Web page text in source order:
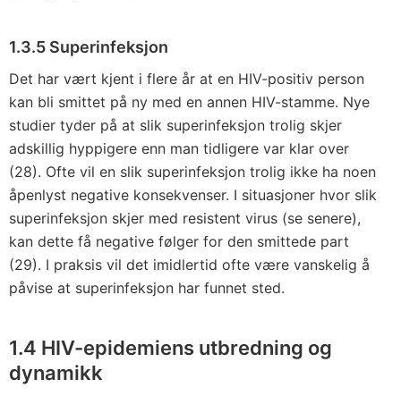
1.3.5 Superinfeksjon
Det har vært kjent i flere år at en HIV-positiv person
kan bli smittet på ny med en annen HIV-stamme. Nye
studier tyder på at slik superinfeksjon trolig skjer
adskillig hyppigere enn man tidligere var klar over
(28). Ofte vil en slik superinfeksjon trolig ikke ha noen
åpenlyst negative konsekvenser. I situasjoner hvor slik
superinfeksjon skjer med resistent virus (se senere),
kan dette få negative følger for den smittede part
(29). I praksis vil det imidlertid ofte være vanskelig å
påvise at superinfeksjon har funnet sted.
1.4 HIV-epidemiens utbredning og
dynamikk